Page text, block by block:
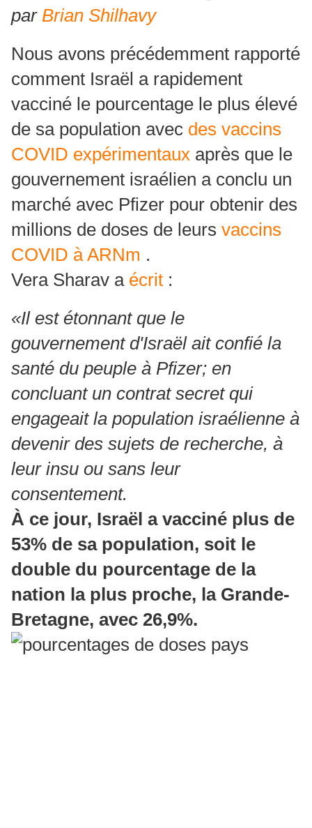
par Brian Shilhavy
Nous avons précédemment rapporté
comment Israël a rapidement
vacciné le pourcentage le plus élevé
de sa population avec des vaccins
COVID expérimentaux après que le
gouvernement israélien a conclu un
marché avec Pfizer pour obtenir des
millions de doses de leurs vaccins
COVID à ARNm .
Vera Sharav a écrit :
«Il est étonnant que le
gouvernement d'Israël ait confié la
santé du peuple à Pfizer; en
concluant un contrat secret qui
engageait la population israélienne à
devenir des sujets de recherche, à
leur insu ou sans leur
consentement.
À ce jour, Israël a vacciné plus de
53% de sa population, soit le
double du pourcentage de la
nation la plus proche, la Grande-
Bretagne, avec 26,9%.